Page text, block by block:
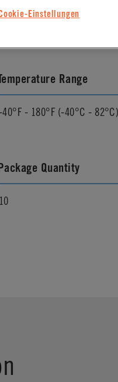
Range
-40°F - 180°F (-40°C - 82°C)
Quantity
10
Einstellungen